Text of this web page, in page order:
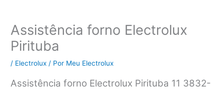
Assistência forno Electrolux
Pirituba
/ Electrolux / Por Meu Electrolux
Assistência forno Electrolux Pirituba 11 3832-